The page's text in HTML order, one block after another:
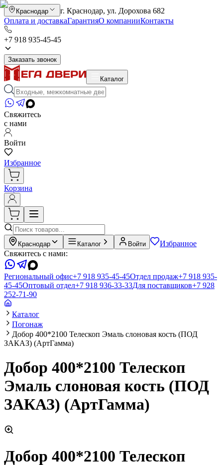
Краснодар
г. Краснодар, ул. Дорохова 682
Оплата и доставкаГарантияО компанииКонтакты
+7 918 935-45-45
Заказать звонок
Каталог
Свяжитесь
с нами
Войти
Избранное
Корзина
Краснодар Каталог Войти
Избранное
Свяжитесь с нами:
Региональный офис+7 918 935-45-45Отдел продаж+7 918 935-
45-45Оптовый отдел+7 918 936-33-33Для поставщиков+7 928
252-71-90
Каталог
Погонаж
Добор 400*2100 Телескоп Эмаль слоновая кость (ПОД
ЗАКАЗ) (АртГамма)
Добор 400*2100 Телескоп
Эмаль слоновая кость (ПОД
ЗАКАЗ) (АртГамма)
Добор 400*2100 Телескоп